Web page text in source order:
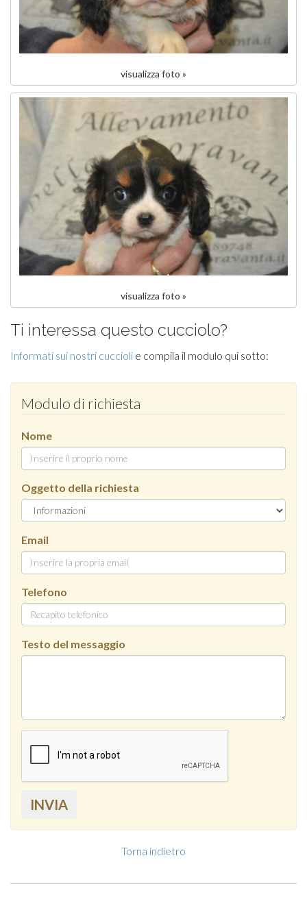
visualizza foto »
visualizza foto »
Ti interessa questo cucciolo?
Informati sui nostri cuccioli e compila il modulo qui sotto:
Modulo di richiesta
Nome
Oggetto della richiesta
Email
Telefono
Testo del messaggio
INVIA
Torna indietro